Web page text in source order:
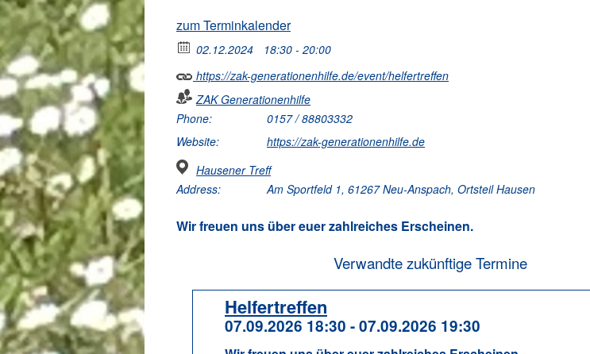
zum Terminkalender
02.12.2024
18:30 - 20:00
https://zak-generationenhilfe.de/event/helfertreffen
ZAK Generationenhilfe
Phone:
0157 / 88803332
Website:
https://zak-generationenhilfe.de
Hausener Treff
Address:
Am Sportfeld 1, 61267 Neu-Anspach, Ortsteil Hausen
Wir freuen uns über euer zahlreiches Erscheinen.
Verwandte zukünftige Termine
Helfertreffen
07.09.2026 18:30 - 07.09.2026 19:30